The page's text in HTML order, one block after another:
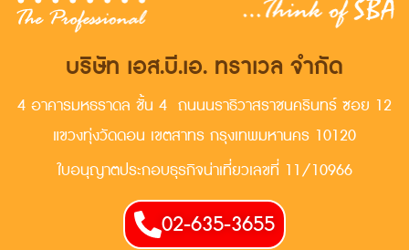
บริษัท เอส.บี.เอ. ทราเวล จำกัด
4 อาคารมหธราดล ชั้น 4 ถนนนราธิวาสราชนครินทร์ ซอย 12
แขวงทุ่งวัดดอน เขตสาทร กรุงเทพมหานคร 10120
ใบอนุญาตประกอบธุรกิจน่าเที่ยวเลขที่ 11/10966
02-635-3655